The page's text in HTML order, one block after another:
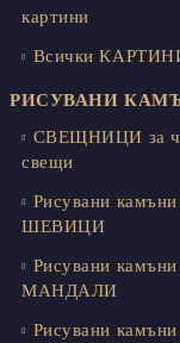
картини
Всички
РИСУВАНИ
СВЕЩНИЦИ за
свещи
Рисувани камъни
ШЕВИЦИ
Рисувани камъни
МАНДАЛИ
Рисувани камъни